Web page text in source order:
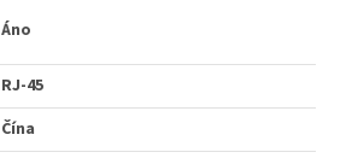
Áno
RJ-45
Čína